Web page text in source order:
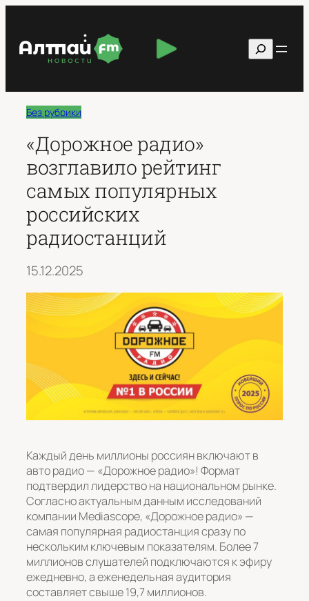
содержимому
Поиск
Без рубрики
«Дорожное радио»
возглавило рейтинг
самых популярных
российских
радиостанций
15.12.2025
Каждый день миллионы россиян включают в
авто радио — «Дорожное радио»! Формат
подтвердил лидерство на национальном рынке.
Согласно актуальным данным исследований
компании Mediascope, «Дорожное радио» —
самая популярная радиостанция сразу по
нескольким ключевым показателям. Более 7
миллионов слушателей подключаются к эфиру
ежедневно, а еженедельная аудитория
составляет свыше 19,7 миллионов.